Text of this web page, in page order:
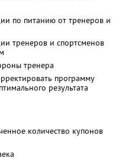
по питанию от тренеров и
тренеров и спортсменов
тренера
программу
результата
количество купонов